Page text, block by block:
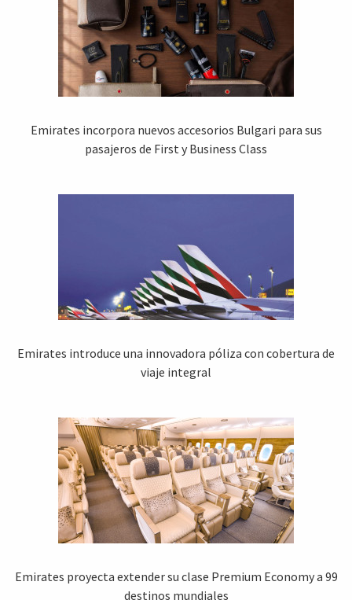
Emirates incorpora nuevos accesorios Bulgari para sus
pasajeros de First y Business Class
Emirates introduce una innovadora póliza con cobertura de
viaje integral
Emirates proyecta extender su clase Premium Economy a 99
destinos mundiales